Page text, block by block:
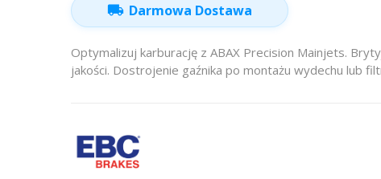
local_shipping Darmowa Dostawa
Optymalizuj karburację z ABAX Precision Mainjets.
jakości. Dostrojenie gaźnika po montażu wydechu lub